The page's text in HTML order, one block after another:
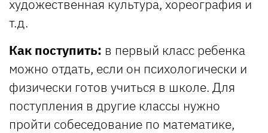
художественная культура, хореография и
т.д.
Как поступить: в первый класс ребенка
можно отдать, если он психологически и
физически готов учиться в школе. Для
поступления в другие классы нужно
пройти собеседование по математике,